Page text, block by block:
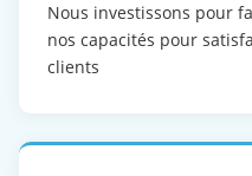
Nous investissons pour
nos capacités pour
clients